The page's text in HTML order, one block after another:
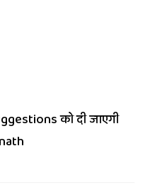
को दी जाएगी